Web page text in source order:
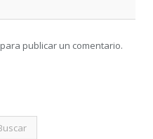
para publicar un comentario.